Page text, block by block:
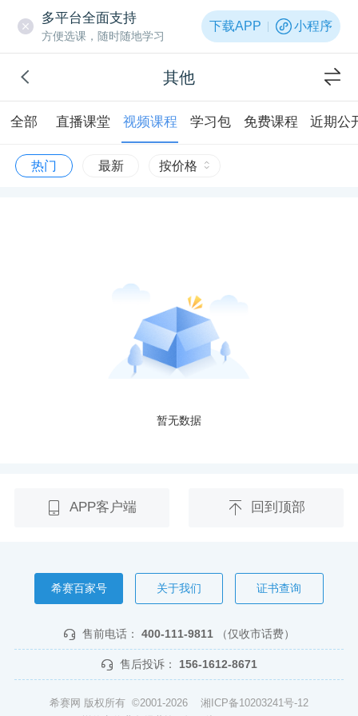
多平台全面支持
方便选课，随时随地学习
下载APP 小程序
其他
全部 直播课堂 视频课程 学习包 免费课程 近期公
热门 最新 按价格
暂无数据
APP客户端 回到顶部
希赛百家号 关于我们 证书查询
售前电话： 400-111-9811 （仅收市话费）
售后投诉： 156-1612-8671
希赛网 版权所有 ©2001-2026 湘ICP备10203241号-12